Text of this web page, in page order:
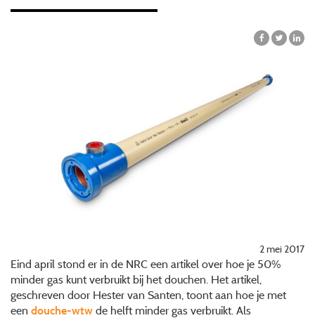
2 mei 2017
Eind april stond er in de NRC een artikel over hoe je 50%
minder gas kunt verbruikt bij het douchen. Het artikel,
geschreven door Hester van Santen, toont aan hoe je met
een douche-wtw de helft minder gas verbruikt. Als